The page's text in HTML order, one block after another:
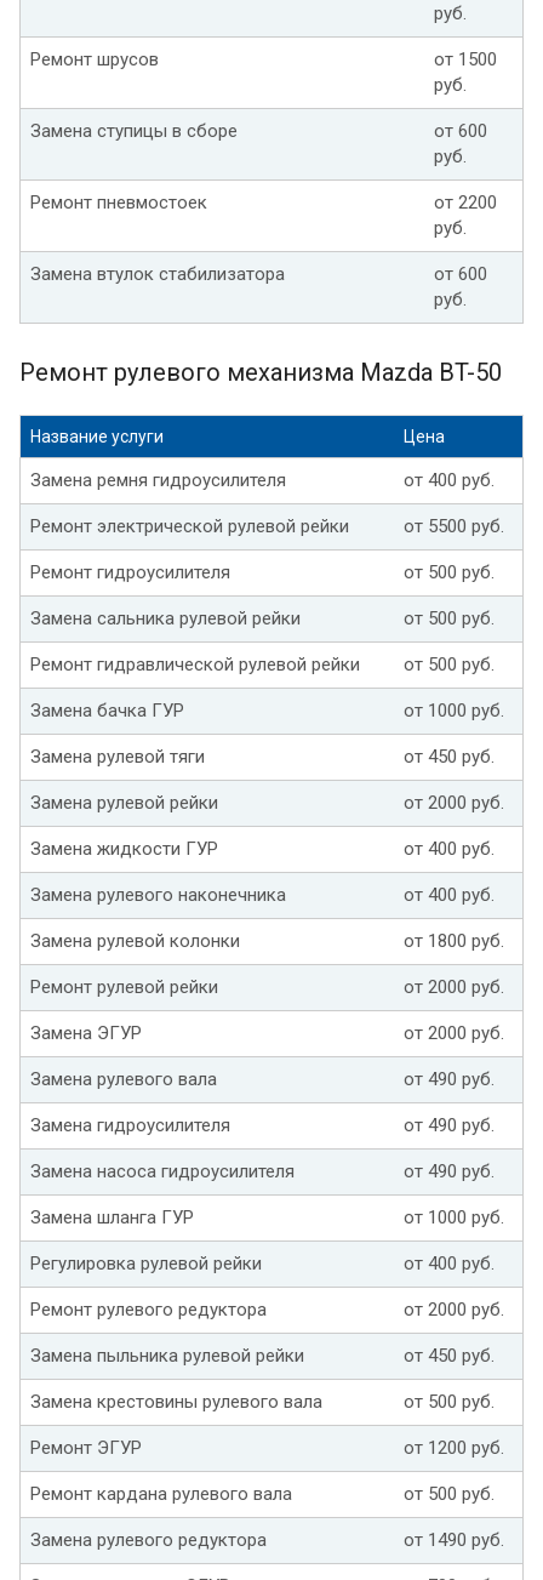
руб.
Ремонт шрусов
от 1500
руб.
Замена ступицы в сборе
от 600
руб.
Ремонт пневмостоек
от 2200
руб.
Замена втулок стабилизатора
от 600
руб.
Ремонт рулевого механизма Mazda BT-50
Название услуги Цена
Замена ремня гидроусилителя от 400 руб.
Ремонт электрической рулевой рейки от 5500 руб.
Ремонт гидроусилителя от 500 руб.
Замена сальника рулевой рейки от 500 руб.
Ремонт гидравлической рулевой рейки от 500 руб.
Замена бачка ГУР от 1000 руб.
Замена рулевой тяги от 450 руб.
Замена рулевой рейки от 2000 руб.
Замена жидкости ГУР от 400 руб.
Замена рулевого наконечника от 400 руб.
Замена рулевой колонки от 1800 руб.
Ремонт рулевой рейки от 2000 руб.
Замена ЭГУР от 2000 руб.
Замена рулевого вала от 490 руб.
Замена гидроусилителя от 490 руб.
Замена насоса гидроусилителя от 490 руб.
Замена шланга ГУР от 1000 руб.
Регулировка рулевой рейки от 400 руб.
Ремонт рулевого редуктора от 2000 руб.
Замена пыльника рулевой рейки от 450 руб.
Замена крестовины рулевого вала от 500 руб.
Ремонт ЭГУР от 1200 руб.
Ремонт кардана рулевого вала от 500 руб.
Замена рулевого редуктора от 1490 руб.